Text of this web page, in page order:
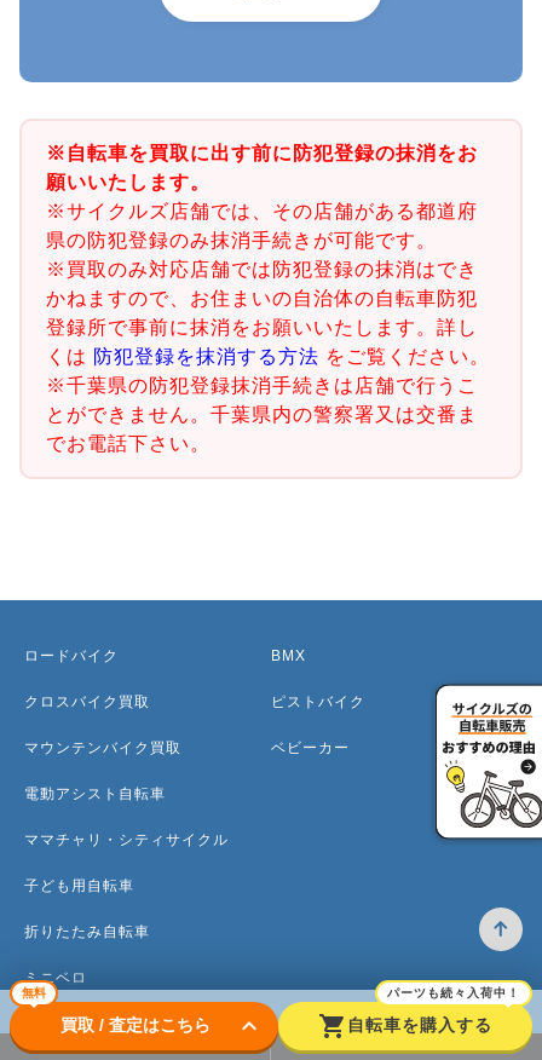
※自転車を買取に出す前に防犯登録の抹消をお
願いいたします。
※サイクルズ店舗では、その店舗がある都道府
県の防犯登録のみ抹消手続きが可能です。
※買取のみ対応店舗では防犯登録の抹消はでき
かねますので、お住まいの自治体の自転車防犯
登録所で事前に抹消をお願いいたします。詳し
くは 防犯登録を抹消する方法 をご覧ください。
※千葉県の防犯登録抹消手続きは店舗で行うこ
とができません。千葉県内の警察署又は交番ま
でお電話下さい。
無料
買取 / 査定はこちら keyboard_arrow_down shopping_cart
パーツも続々入荷中！
自転車を購入する
ロードバイク
クロスバイク買取
マウンテンバイク買取
電動アシスト自転車
ママチャリ・シティサイクル
子ども用自転車
折りたたみ自転車
ミニベロ
BMX
ピストバイク
ベビーカー